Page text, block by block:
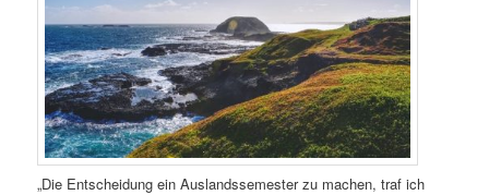
„Die Entscheidung ein Auslandssemester zu machen, traf ich